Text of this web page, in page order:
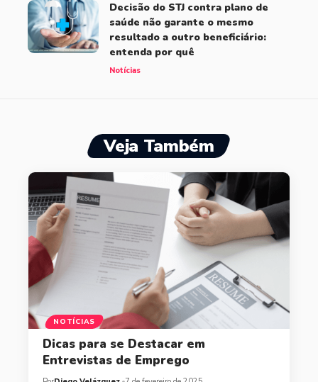
Decisão do STJ contra plano de
saúde não garante o mesmo
resultado a outro beneficiário:
entenda por quê
Notícias
Veja Também
NOTÍCIAS
Dicas para se Destacar em
Entrevistas de Emprego